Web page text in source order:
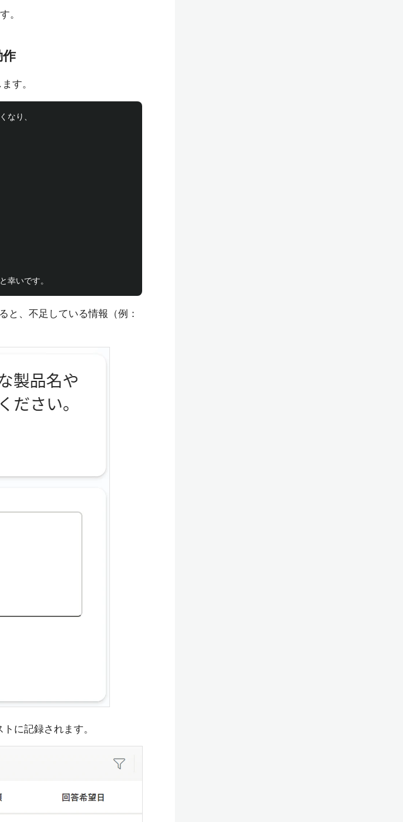
。
作
す。
なり、
、不足している情報（例：
に記録されます。